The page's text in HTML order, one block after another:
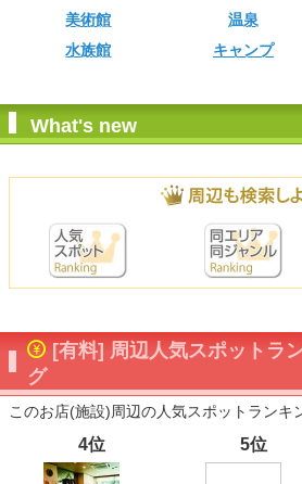
美術館 温泉
水族館
キャンプ
What's new
[有料] 周辺人気スポットラ
グ
このお店(施設)周辺の人気スポットランキ
4位 5位